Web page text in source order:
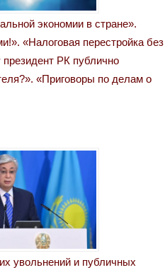
экономии в стране».
«Налоговая перестройка без
РК публично
«Приговоры по делам о
увольнений и публичных